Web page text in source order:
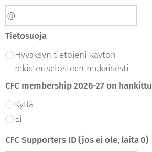
Tietosuoja
Hyväksyn tietojeni käytön
rekisteriselosteen mukaisesti
CFC membership 2026-27 on hankittu
Kyllä
Ei
CFC Supporters ID (jos ei ole, laita 0)